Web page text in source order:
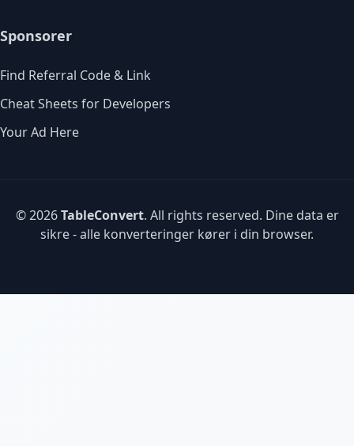
Sponsorer
Find Referral Code & Link
Cheat Sheets for Developers
Your Ad Here
© 2026TableConvert. All rights reserved. Dine data er
sikre - alle konverteringer kører i din browser.